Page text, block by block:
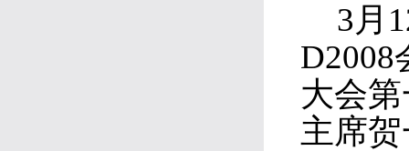
3月
D2008
大会
主席